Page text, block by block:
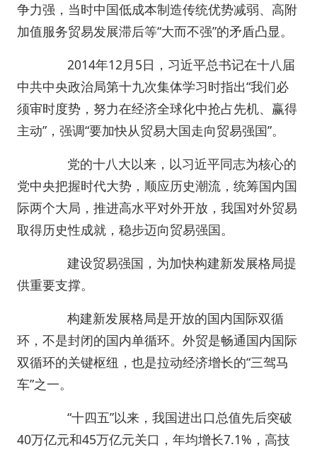
争力强，当时中国低成本制造传统优势减弱、高附
加值服务贸易发展滞后等“大而不强”的矛盾凸显。
2014年12月5日，习近平总书记在十八届
中共中央政治局第十九次集体学习时指出“我们必
须审时度势，努力在经济全球化中抢占先机、赢得
主动”，强调“要加快从贸易大国走向贸易强国”。
党的十八大以来，以习近平同志为核心的
党中央把握时代大势，顺应历史潮流，统筹国内国
际两个大局，推进高水平对外开放，我国对外贸易
取得历史性成就，稳步迈向贸易强国。
建设贸易强国，为加快构建新发展格局提
供重要支撑。
构建新发展格局是开放的国内国际双循
环，不是封闭的国内单循环。外贸是畅通国内国际
双循环的关键枢纽，也是拉动经济增长的“三驾马
车”之一。
“十四五”以来，我国进出口总值先后突破
40万亿元和45万亿元关口，年均增长7.1%，高技